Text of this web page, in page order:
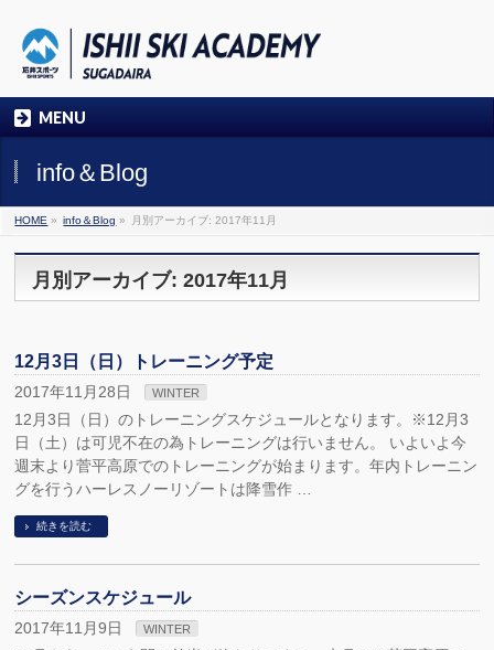
MENU
info＆Blog
HOME » info＆Blog » 月別アーカイブ: 2017年11月
月別アーカイブ: 2017年11月
12月3日（日）トレーニング予定
2017年11月28日 WINTER
12月3日（日）のトレーニングスケジュールとなります。※12月3
日（土）は可児不在の為トレーニングは行いません。 いよいよ今
週末より菅平高原でのトレーニングが始まります。年内トレーニン
グを行うハーレスノーリゾートは降雪作 …
続きを読む
シーズンスケジュール
2017年11月9日 WINTER